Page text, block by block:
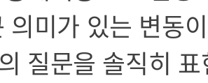
의미가 있는 변동
질문을 솔직히